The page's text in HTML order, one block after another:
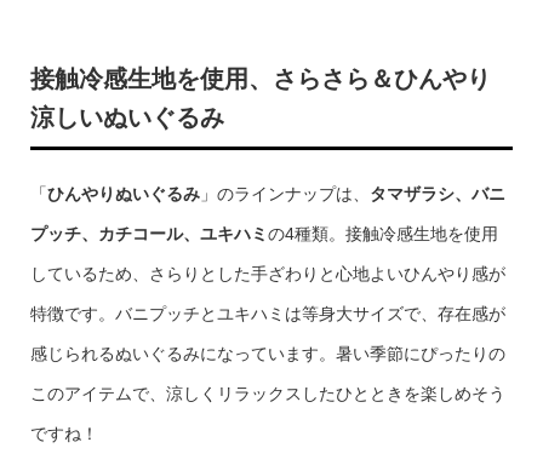
接触冷感生地を使用、さらさら＆ひんやり
涼しいぬいぐるみ
「ひんやりぬいぐるみ」のラインナップは、 タマザラシ、バニ
プッチ、カチコール、ユキハミ の4種類。接触冷感生地を使用
しているため、さらりとした手ざわりと心地よいひんやり感が
特徴です。バニプッチとユキハミは等身大サイズで、存在感が
感じられるぬいぐるみになっています。暑い季節にぴったりの
このアイテムで、涼しくリラックスしたひとときを楽しめそう
ですね！